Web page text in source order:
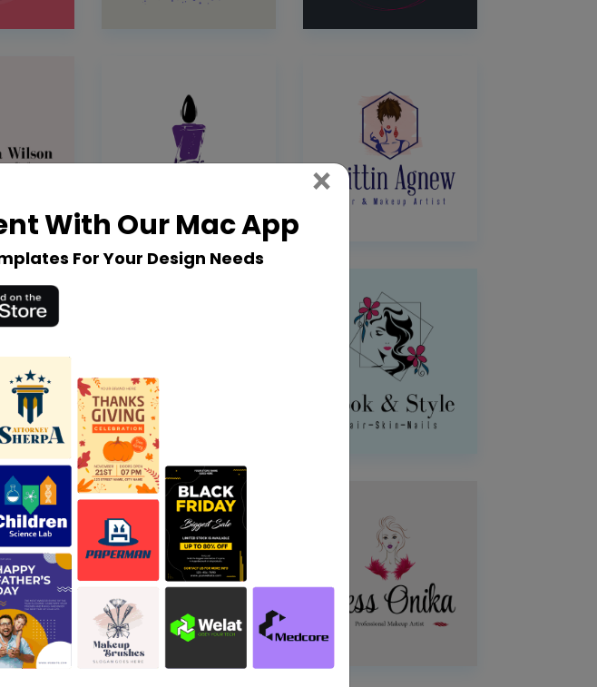
With Our Mac App
For Your Design Needs
× Close